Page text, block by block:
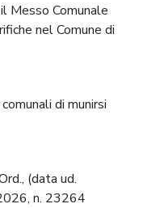
Messo Comunale
nel Comune di
di munirsi
(data ud.
n. 23264